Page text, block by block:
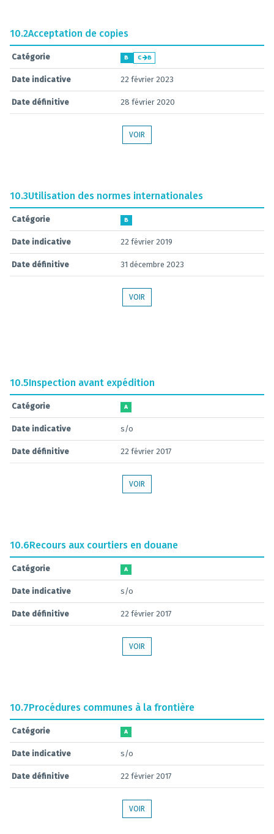
10.2Acceptation de copies
Catégorie B C B
Date indicative 22 février 2023
Date définitive 28 février 2020
VOIR
10.3Utilisation des normes internationales
Catégorie B
Date indicative 22 février 2019
Date définitive 31 décembre 2023
VOIR
10.5Inspection avant expédition
Catégorie A
Date indicative s/o
Date définitive 22 février 2017
VOIR
10.6Recours aux courtiers en douane
Catégorie A
Date indicative s/o
Date définitive 22 février 2017
VOIR
10.7Procédures communes à la frontière
Catégorie A
Date indicative s/o
Date définitive 22 février 2017
VOIR